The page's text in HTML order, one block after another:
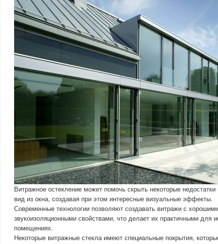
Витражное остекление может помочь скрыть некоторые
вид из окна, создавая при этом интересные визуальные эффекты.
Современные технологии позволяют создавать витражи с
звукоизоляционными свойствами, что делает их практичными для
помещениях.
Некоторые витражные стекла имеют специальные покрытия,